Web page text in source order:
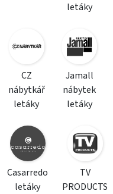
letáky
CZ
nábytkář
letáky
Jamall
nábytek
letáky
Casarredo
letáky
TV
PRODUCTS